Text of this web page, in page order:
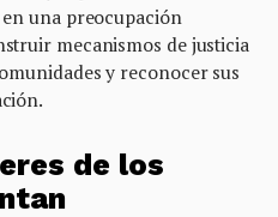
una preocupación
mecanismos de justicia
y reconocer sus
de los